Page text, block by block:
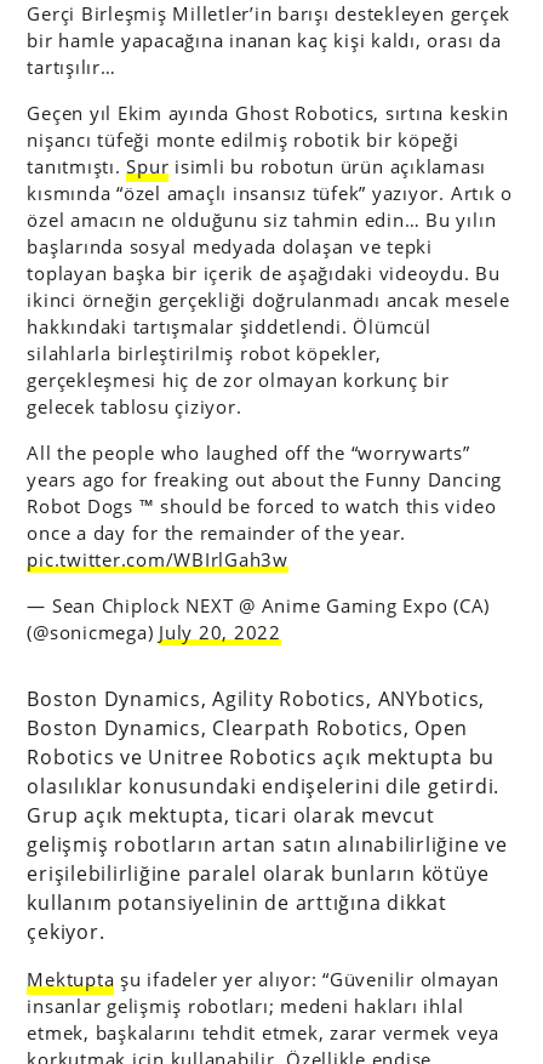
Gerçi Birleşmiş Milletler’in barışı destekleyen gerçek
bir hamle yapacağına inanan kaç kişi kaldı, orası da
tartışılır…
Geçen yıl Ekim ayında Ghost Robotics, sırtına keskin
nişancı tüfeği monte edilmiş robotik bir köpeği
tanıtmıştı.Spur isimli bu robotun ürün açıklaması
kısmında “özel amaçlı insansız tüfek” yazıyor. Artık o
özel amacın ne olduğunu siz tahmin edin… Bu yılın
başlarında sosyal medyada dolaşan ve tepki
toplayan başka bir içerik de aşağıdaki videoydu. Bu
ikinci örneğin gerçekliği doğrulanmadı ancak mesele
hakkındaki tartışmalar şiddetlendi. Ölümcül
silahlarla birleştirilmiş robot köpekler,
gerçekleşmesi hiç de zor olmayan korkunç bir
gelecek tablosu çiziyor.
All the people who laughed off the “worrywarts”
years ago for freaking out about the Funny Dancing
Robot Dogs ™ should be forced to watch this video
once a day for the remainder of the year.
pic.twitter.com/WBIrlGah3w
— Sean Chiplock NEXT @ Anime Gaming Expo (CA)
(@sonicmega) July 20, 2022
Boston Dynamics, Agility Robotics, ANYbotics,
Boston Dynamics, Clearpath Robotics, Open
Robotics ve Unitree Robotics açık mektupta bu
olasılıklar konusundaki endişelerini dile getirdi.
Grup açık mektupta, ticari olarak mevcut
gelişmiş robotların artan satın alınabilirliğine ve
erişilebilirliğine paralel olarak bunların kötüye
kullanım potansiyelinin de arttığına dikkat
çekiyor.
Mektupta şu ifadeler yer alıyor: “Güvenilir olmayan
insanlar gelişmiş robotları; medeni hakları ihlal
etmek, başkalarını tehdit etmek, zarar vermek veya
korkutmak için kullanabilir. Özellikle endişe